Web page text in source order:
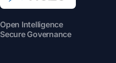
Open Intelligence
Secure Governance